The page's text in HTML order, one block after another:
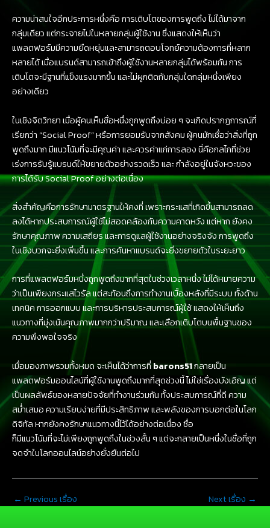
ความน่าสนใจอีกประการหนึ่งคือ การเติบโตของการพูดถึง ไม่ได้มาจาก
กลุ่มเดียว แต่กระจายไปในหลายกลุ่มผู้ใช้งาน ซึ่งแสดงให้เห็นว่า
แพลตฟอร์มมีความยืดหยุ่นและสามารถตอบโจทย์ความต้องการที่หลาก
หลายได้ เมื่อแบรนด์สามารถเข้าถึงผู้ใช้งานหลายกลุ่มได้พร้อมกัน การ
เติบโตจะมีฐานที่แข็งแรงมากขึ้น และไม่ผูกติดกับกลุ่มใดกลุ่มหนึ่งเพียง
อย่างเดียว
ในเชิงจิตวิทยา เมื่อผู้คนเห็นชื่อหนึ่งถูกพูดถึงบ่อย ๆ จะเกิดปรากฏการณ์ที่
เรียกว่า “Social Proof” หรือการยอมรับจากสังคม ผู้คนมักเชื่อว่าสิ่งที่ถูก
พูดถึงมาก มีแนวโน้มที่จะมีคุณค่า และควรค่าแก่การลอง นี่คือกลไกที่ช่วย
เร่งการรับรู้แบรนด์ให้ขยายตัวอย่างรวดเร็ว และ กำลังอยู่ในจังหวะของ
การได้รับ Social Proof อย่างต่อเนื่อง
สิ่งสำคัญคือการรักษามาตรฐานให้คงที่ เพราะกระแสที่เกิดขึ้นสามารถลด
ลงได้หากประสบการณ์ผู้ใช้ไม่สอดคล้องกับความคาดหวัง แต่หาก ยังคง
รักษาคุณภาพ ความเสถียร และการดูแลผู้ใช้งานอย่างจริงจัง การพูดถึง
ในเชิงบวกจะยิ่งเพิ่มขึ้น และการค้นหาแบรนด์จะยิ่งขยายตัวในระยะยาว
การที่แพลตฟอร์มหนึ่งถูกพูดถึงมากที่สุดในช่วงเวลาหนึ่ง ไม่ได้หมายความ
ว่าเป็นเพียงกระแสไวรัล แต่สะท้อนถึงการทำงานเบื้องหลังที่มีระบบ ทั้งด้าน
เทคนิค การออกแบบ และการบริหารประสบการณ์ผู้ใช้ แสดงให้เห็นถึง
แนวทางที่มุ่งเน้นคุณภาพมากกว่าปริมาณ และเลือกเติบโตบนพื้นฐานของ
ความพึงพอใจจริง
เมื่อมองภาพรวมทั้งหมด จะเห็นได้ว่าการที่ barons51กลายเป็น
แพลตฟอร์มออนไลน์ที่ผู้ใช้งานพูดถึงมากที่สุดช่วงนี้ ไม่ใช่เรื่องบังเอิญ แต่
เป็นผลลัพธ์ของหลายปัจจัยที่ทำงานร่วมกัน ทั้งประสบการณ์ที่ดี ความ
สม่ำเสมอ ความเรียบง่ายที่มีประสิทธิภาพ และพลังของการบอกต่อในโลก
ดิจิทัล หากยังคงรักษาแนวทางนี้ไว้ได้อย่างต่อเนื่อง ชื่อ
ก็มีแนวโน้มที่จะไม่เพียงถูกพูดถึงในช่วงสั้น ๆ แต่จะกลายเป็นหนึ่งในชื่อที่ถูก
จดจำในโลกออนไลน์อย่างยั่งยืนต่อไป
← Previous เรื่อง Next เรื่อง →